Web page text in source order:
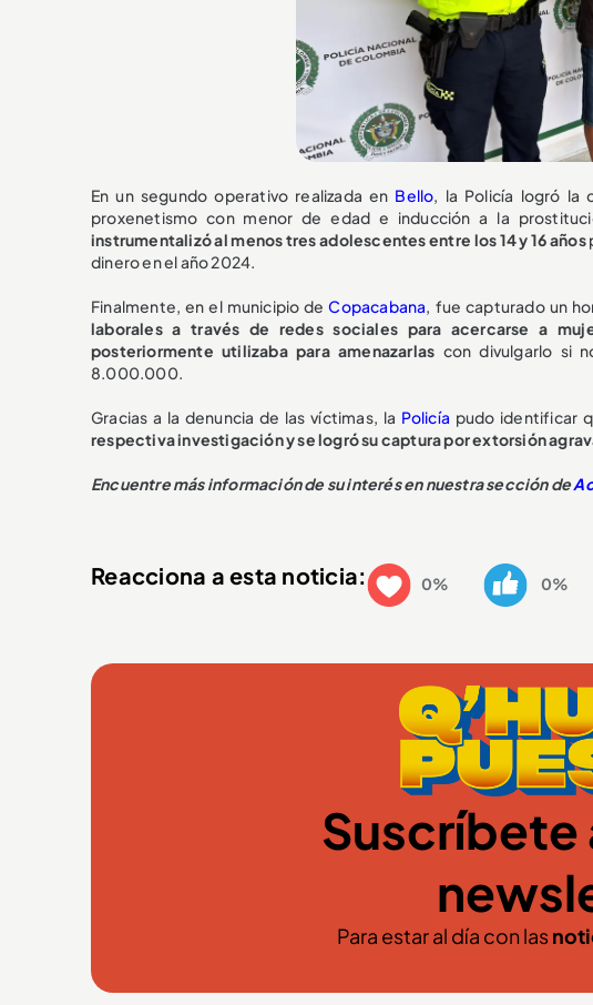
En un segundo operativo realizada en Bello, la Policía logró la
proxenetismo con menor de edad e inducción a la
instrumentalizó al menos tres adolescentes entre los 14 y 16 años
dinero en el año 2024.
Finalmente, en el municipio deCopacabana, fue capturado un
laborales a través de redes sociales para acercarse a
posteriormente utilizaba para amenazarlas con divulgarlo si
8.000.000.
Gracias a la denuncia de las víctimas, la Policía pudo identificar
respectiva investigación y se logró su captura por extorsión
Encuentre más información de su interés en nuestra sección de
Reacciona a esta noticia: 0% 0%
Suscríbete
Para estar al día con las